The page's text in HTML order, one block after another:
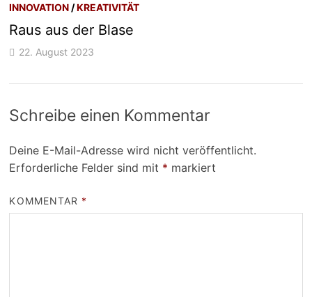
INNOVATION /KREATIVITÄT
Raus aus der Blase
22. August 2023
Schreibe einen Kommentar
Deine E-Mail-Adresse wird nicht veröffentlicht.
Erforderliche Felder sind mit * markiert
KOMMENTAR *